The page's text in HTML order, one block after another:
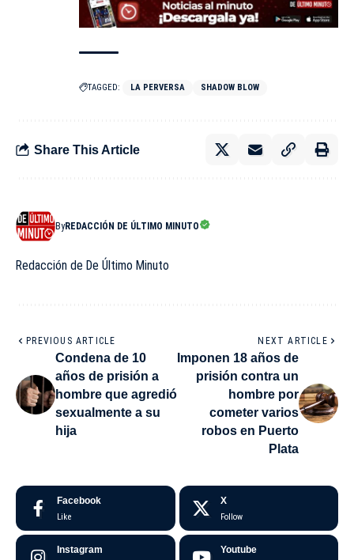
TAGGED: LA PERVERSA SHADOW BLOW
Share This Article
ByREDACCIÓN DE ÚLTIMO MINUTO
Redacción de De Último Minuto
PREVIOUS ARTICLE
Condena de 10
años de prisión a
hombre que agredió
sexualmente a su
hija
NEXT ARTICLE
Imponen 18 años de
prisión contra un
hombre por
cometer varios
robos en Puerto
Plata
Facebook
Like
X
Follow
Instagram Youtube